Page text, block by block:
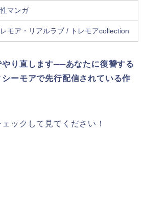
マンガ
レモア・リアルラブ / トレモアcollection
やり直します──あなたに復讐する
ーモアで先行配信されている作
ックして見てください！